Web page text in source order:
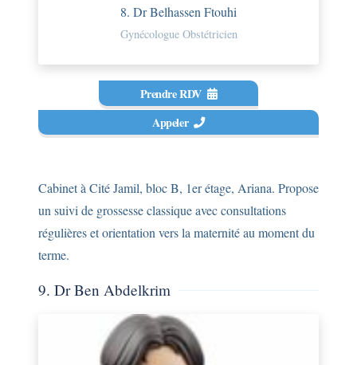
8. Dr Belhassen Ftouhi
Gynécologue Obstétricien
Prendre RDV
Appeler
Cabinet à Cité Jamil, bloc B, 1er étage, Ariana. Propose
un suivi de grossesse classique avec consultations
régulières et orientation vers la maternité au moment du
terme.
9. Dr Ben Abdelkrim